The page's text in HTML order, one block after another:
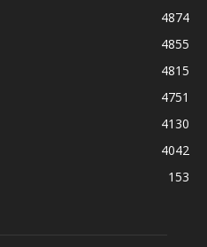
4874
4855
4815
4751
4130
4042
153